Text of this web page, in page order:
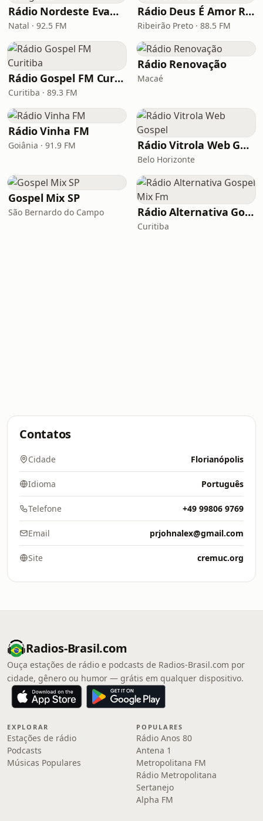
Rádio Nordeste Evangélica
Natal · 92.5 FM
Rádio Deus É Amor Ribeirão Preto
Ribeirão Preto · 88.5 FM
Rádio Gospel FM Curitiba
Curitiba · 89.3 FM
Rádio Renovação
Macaé
Rádio Vinha FM
Goiânia · 91.9 FM Rádio Vitrola Web Gospel
Belo Horizonte
Gospel Mix SP
São Bernardo do Campo Rádio Alternativa Gospel Mix Fm
Curitiba
Contatos
Cidade Florianópolis
Idioma Português
Telefone +49 99806 9769
Email prjohnalex@gmail.com
Site cremuc.org
Radios-Brasil.com
Ouça estações de rádio e podcasts de Radios-Brasil.com por
cidade, gênero ou humor — grátis em qualquer dispositivo.
EXPLORAR
Estações de rádio
Podcasts
Músicas Populares
POPULARES
Rádio Anos 80
Antena 1
Metropolitana FM
Rádio Metropolitana
Sertanejo
Alpha FM